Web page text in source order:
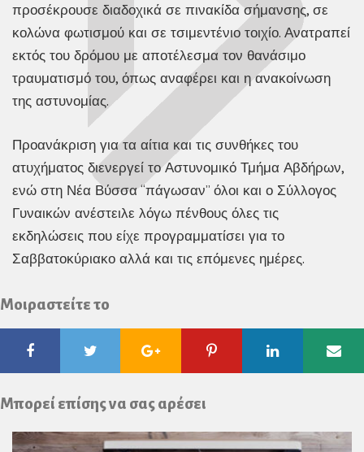
προσέκρουσε διαδοχικά σε πινακίδα σήμανσης, σε
κολώνα φωτισμού και σε τσιμεντένιο τοιχίο. Ανατραπεί
εκτός του δρόμου με αποτέλεσμα τον θανάσιμο
τραυματισμό του, όπως αναφέρει και η ανακοίνωση
της αστυνομίας.
Προανάκριση για τα αίτια και τις συνθήκες του
ατυχήματος διενεργεί το Αστυνομικό Τμήμα Αβδήρων,
ενώ στη Νέα Βύσσα “πάγωσαν” όλοι και ο Σύλλογος
Γυναικών ανέστειλε λόγω πένθους όλες τις
εκδηλώσεις που είχε προγραμματίσει για το
Σαββατοκύριακο αλλά και τις επόμενες ημέρες.
Μοιραστείτε το
FacebookTwitter Google
Plus
Pinterest Linkedin
Μπορεί επίσης να σας αρέσει